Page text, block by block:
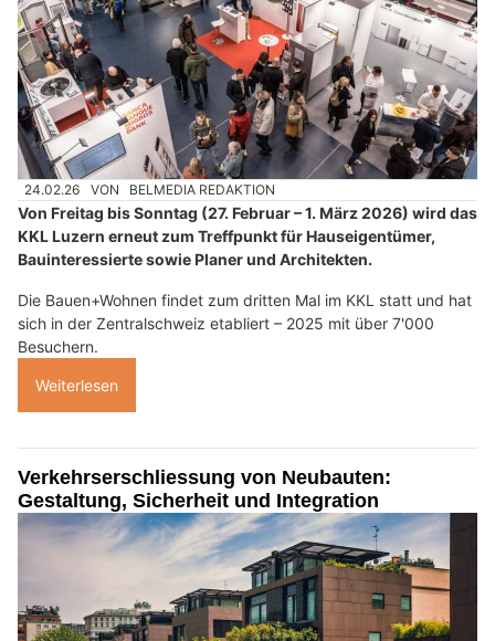
24.02.26 VON BELMEDIA REDAKTION
Von Freitag bis Sonntag (27. Februar – 1. März 2026) wird das
KKL Luzern erneut zum Treffpunkt für Hauseigentümer,
Bauinteressierte sowie Planer und Architekten.
Die Bauen+Wohnen findet zum dritten Mal im KKL statt und hat
sich in der Zentralschweiz etabliert – 2025 mit über 7'000
Besuchern.
Weiterlesen
Verkehrserschliessung von Neubauten:
Gestaltung, Sicherheit und Integration